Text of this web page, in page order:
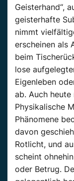
Geisterhand“,
geisterhafte
nimmt
erscheinen als
beim
lose
Eigenleben
ab. Auch
Physikalische
Phänomene
davon
Rotlicht, und
scheint
oder Betrug.